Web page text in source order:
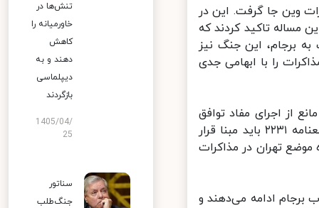
وین جا گرفت. این در
تاکید کردند که
برجام، این جنگ نیز
را با ابهامی جدی
از اجرای مفاد توافق
احتمالی در وین باشد و در این زمینه باید مفاد توافق احتمالی، برجام و قطعنامه ۲۲۳۱ باید مبنا قرار
تهران در مذاکرات
ادامه می‌دهند و
تنش‌ها در
خاورمیانه را
کاهش
دهند و به
دیپلماسی
بازگردند
1405/04/
25
سناتور
جنگ‌طلب